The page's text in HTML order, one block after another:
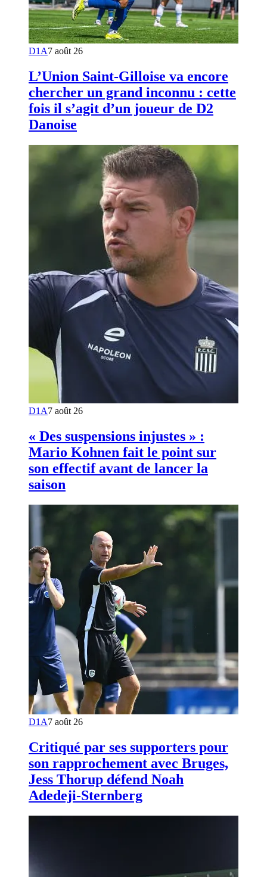
D1A7 août 26
L’Union Saint-Gilloise va encore
chercher un grand inconnu : cette
fois il s’agit d’un joueur de D2
Danoise
D1A7 août 26
« Des suspensions injustes » :
Mario Kohnen fait le point sur
son effectif avant de lancer la
saison
D1A7 août 26
Critiqué par ses supporters pour
son rapprochement avec Bruges,
Jess Thorup défend Noah
Adedeji-Sternberg